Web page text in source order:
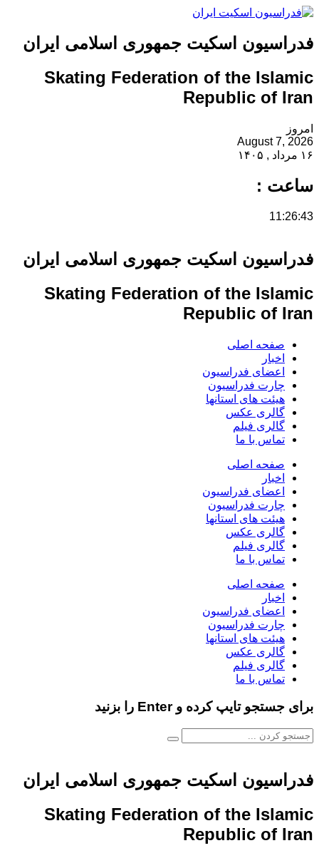
فدراسیون اسکیت جمهوری اسلامی ایران
Skating Federation of the Islamic
Republic of Iran
امروز
August 7, 2026
۱۶ مرداد , ۱۴۰۵
ساعت :
11:26:43
فدراسیون اسکیت جمهوری اسلامی ایران
Skating Federation of the Islamic
Republic of Iran
صفحه اصلی
اخبار
اعضای فدراسیون
چارت فدراسیون
هیئت های استانها
گالری عکس
گالری فیلم
تماس با ما
صفحه اصلی
اخبار
اعضای فدراسیون
چارت فدراسیون
هیئت های استانها
گالری عکس
گالری فیلم
تماس با ما
صفحه اصلی
اخبار
اعضای فدراسیون
چارت فدراسیون
هیئت های استانها
گالری عکس
گالری فیلم
تماس با ما
برای جستجو تایپ کرده و Enter را بزنید
فدراسیون اسکیت جمهوری اسلامی ایران
Skating Federation of the Islamic
Republic of Iran